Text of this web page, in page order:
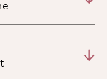
25 Min.
verwöhnt